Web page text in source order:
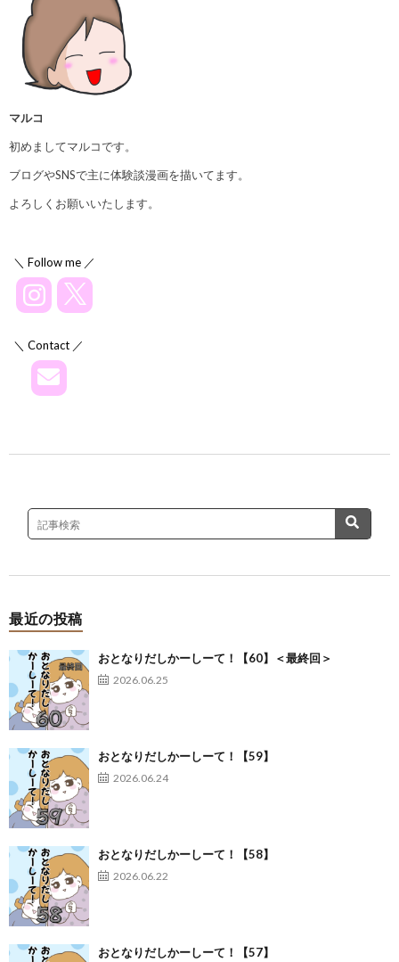
マルコ
初めましてマルコです。
ブログやSNSで主に体験談漫画を描いてます。
よろしくお願いいたします。
＼ Follow me ／
＼ Contact ／
最近の投稿
おとなりだしかーしーて！【60】＜最終回＞
2026.06.25
おとなりだしかーしーて！【59】
2026.06.24
おとなりだしかーしーて！【58】
2026.06.22
おとなりだしかーしーて！【57】